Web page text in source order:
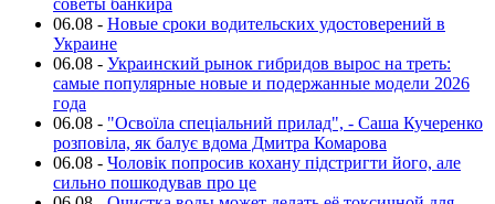
советы банкира
06.08 - Новые сроки водительских удостоверений в
Украине
06.08 - Украинский рынок гибридов вырос на треть:
самые популярные новые и подержанные модели 2026
года
06.08 - "Освоїла спеціальний прилад", - Саша Кучеренко
розповіла, як балує вдома Дмитра Комарова
06.08 - Чоловік попросив кохану підстригти його, але
сильно пошкодував про це